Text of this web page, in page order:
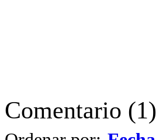
Comentario (1)